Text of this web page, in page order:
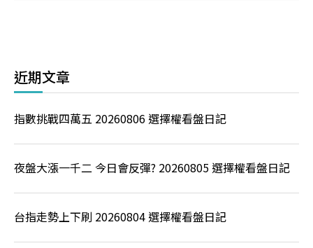
近期文章
指數挑戰四萬五 20260806 選擇權看盤日記
夜盤大漲一千二 今日會反彈? 20260805 選擇權看盤日記
台指走勢上下刷 20260804 選擇權看盤日記